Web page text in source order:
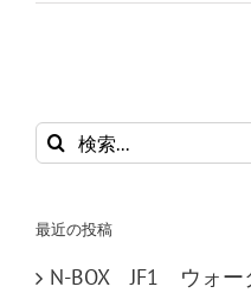
検
索
最近の投稿
N-BOX JF1 ウォー